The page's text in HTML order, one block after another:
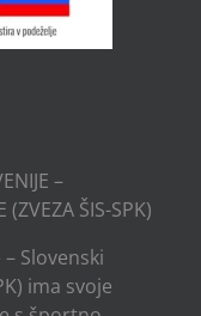
–
(ZVEZA ŠIS-SPK)
Slovenski
ima svoje